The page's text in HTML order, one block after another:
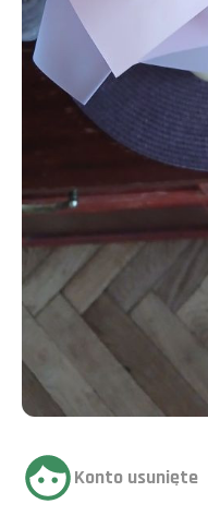
Konto usunięte